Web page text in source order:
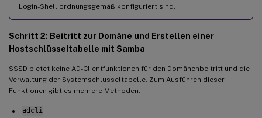
Login-Shell ordnungsgemäß konfiguriert sind.
Schritt 2: Beitritt zur Domäne und Erstellen einer
Hostschlüsseltabelle mit Samba
SSSD bietet keine AD-Clientfunktionen für den Domänenbeitritt und die
Verwaltung der Systemschlüsseltabelle. Zum Ausführen dieser
Funktionen gibt es mehrere Methoden:
adcli